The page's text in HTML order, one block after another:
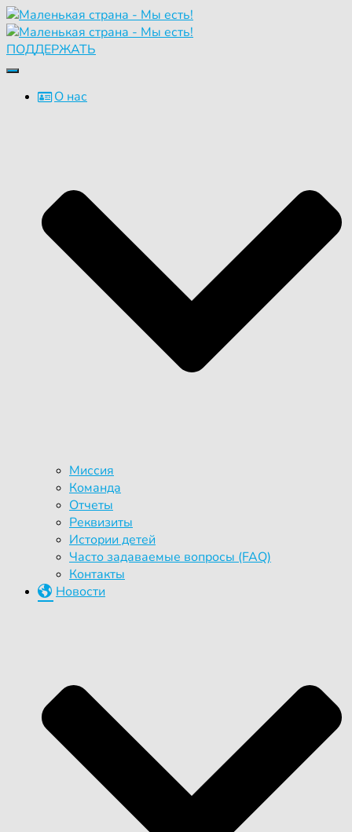
ПОДДЕРЖАТЬ
Переключить
навигациюО нас
Миссия
Команда
Отчеты
Реквизиты
Истории детей
Часто задаваемые вопросы (FAQ)
Контакты
Новости